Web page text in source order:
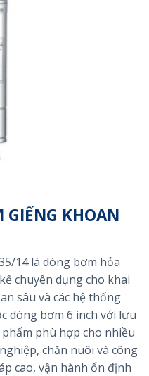
KHOAN
14 là dòng bơm hỏa
chuyên dụng cho khai
sâu và các hệ thống
dòng bơm 6 inch với lưu
phẩm phù hợp cho nhiều
chăn nuôi và công
cao, vận hành ổn định